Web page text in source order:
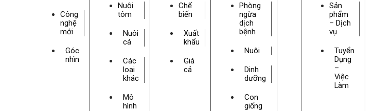
Công
nghệ
mới
Góc
nhìn
Nuôi
tôm
Nuôi
cá
Các
loại
khác
Mô
hình
Chế
biến
Xuất
khẩu
Giá
cả
Phòng
ngừa
dịch
bệnh
Nuôi
Dinh
dưỡng
Con
giống
Sản
phẩm
– Dịch
vụ
Tuyển
Dụng
–
Việc
Làm